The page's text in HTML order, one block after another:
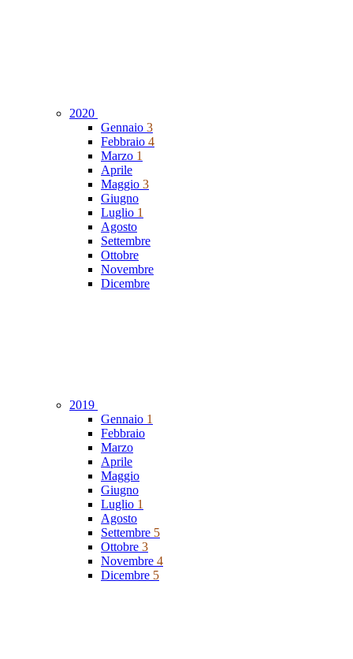
2020
Gennaio 3
Febbraio 4
Marzo 1
Aprile
Maggio 3
Giugno
Luglio 1
Agosto
Settembre
Ottobre
Novembre
Dicembre
2019
Gennaio 1
Febbraio
Marzo
Aprile
Maggio
Giugno
Luglio 1
Agosto
Settembre 5
Ottobre 3
Novembre 4
Dicembre 5